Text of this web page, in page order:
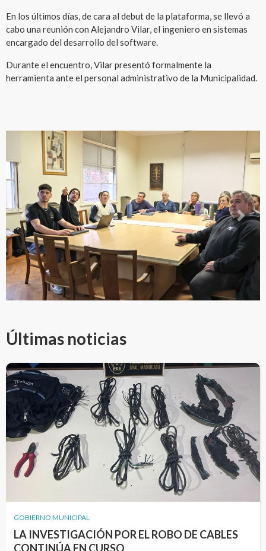
En los últimos días, de cara al debut de la plataforma, se llevó a
cabo una reunión con Alejandro Vilar, el ingeniero en sistemas
encargado del desarrollo del software.
Durante el encuentro, Vilar presentó formalmente la
herramienta ante el personal administrativo de la Municipalidad.
Previous Next
Últimas noticias
GOBIERNO MUNICIPAL
LA INVESTIGACIÓN POR EL ROBO DE CABLES
CONTINÚA EN CURSO